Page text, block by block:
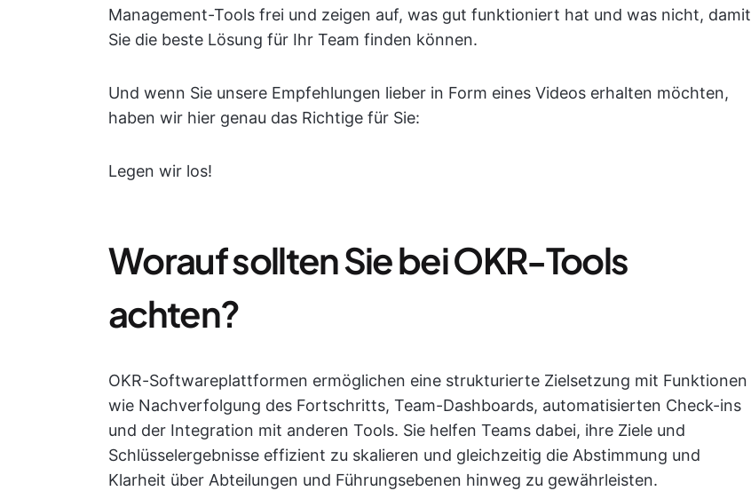
Management-Tools frei und zeigen auf, was gut funktioniert hat und was nicht, damit
Sie die beste Lösung für Ihr Team finden können.
Und wenn Sie unsere Empfehlungen lieber in Form eines Videos erhalten möchten,
haben wir hier genau das Richtige für Sie:
Legen wir los!
Worauf sollten Sie bei OKR-Tools
achten?
OKR-Softwareplattformen ermöglichen eine strukturierte Zielsetzung mit Funktionen
wie Nachverfolgung des Fortschritts, Team-Dashboards, automatisierten Check-ins
und der Integration mit anderen Tools. Sie helfen Teams dabei, ihre Ziele und
Schlüsselergebnisse effizient zu skalieren und gleichzeitig die Abstimmung und
Klarheit über Abteilungen und Führungsebenen hinweg zu gewährleisten.